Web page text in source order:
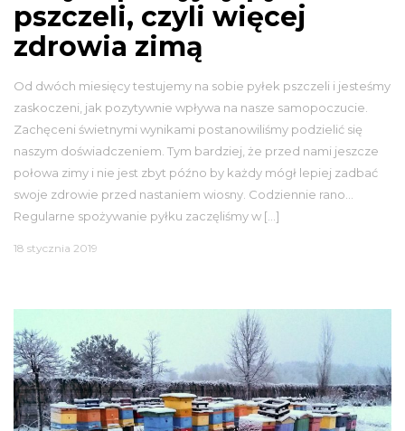
pszczeli, czyli więcej
zdrowia zimą
Od dwóch miesięcy testujemy na sobie pyłek pszczeli i jesteśmy
zaskoczeni, jak pozytywnie wpływa na nasze samopoczucie.
Zachęceni świetnymi wynikami postanowiliśmy podzielić się
naszym doświadczeniem. Tym bardziej, że przed nami jeszcze
połowa zimy i nie jest zbyt późno by każdy mógł lepiej zadbać
swoje zdrowie przed nastaniem wiosny. Codziennie rano…
Regularne spożywanie pyłku zaczęliśmy w […]
18 stycznia 2019